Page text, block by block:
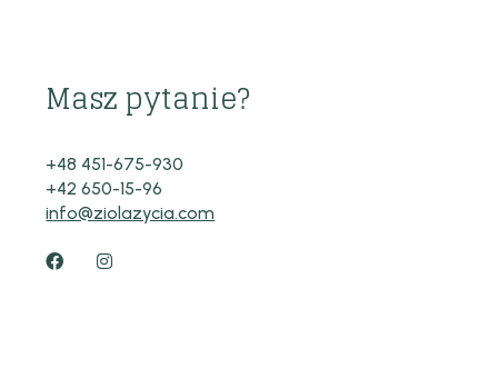
Masz pytanie?
+48 451-675-930
+42 650-15-96
info@ziolazycia.com